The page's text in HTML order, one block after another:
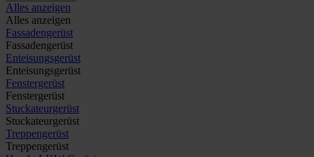
Alles anzeigen
Alles anzeigen
Fassadengerüst
Fassadengerüst
Enteisungsgerüst
Enteisungsgerüst
Fenstergerüst
Fenstergerüst
Stuckateurgerüst
Stuckateurgerüst
Treppengerüst
Treppengerüst